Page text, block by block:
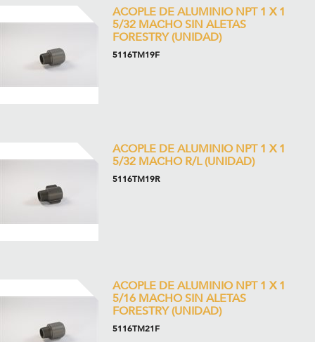
ACOPLE DE ALUMINIO NPT 1 X 1
5/32 MACHO SIN ALETAS
FORESTRY (UNIDAD)
5116TM19F
ACOPLE DE ALUMINIO NPT 1 X 1
5/32 MACHO R/L (UNIDAD)
5116TM19R
ACOPLE DE ALUMINIO NPT 1 X 1
5/16 MACHO SIN ALETAS
FORESTRY (UNIDAD)
5116TM21F